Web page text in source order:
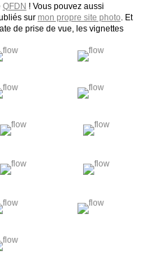
QFDN ! Vous pouvez aussi
sur mon propre site photo. Et
de prise de vue, les vignettes